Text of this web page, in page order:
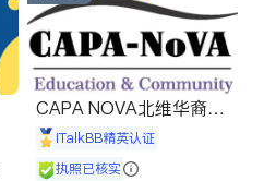
索赔
律师-其它 保释
CAPA NOVA北维华裔家
长会iTalkBB精英认证
执照已核实